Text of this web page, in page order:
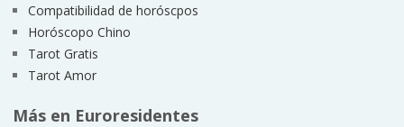
Compatibilidad de horóscpos
Horóscopo Chino
Tarot Gratis
Tarot Amor
Más en Euroresidentes